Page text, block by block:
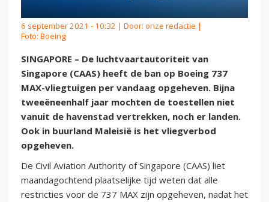
6 september 2021 - 10:32 | Door: onze redactie |
Foto: Boeing
SINGAPORE – De luchtvaartautoriteit van
Singapore (CAAS) heeft de ban op Boeing 737
MAX-vliegtuigen per vandaag opgeheven. Bijna
tweeëneenhalf jaar mochten de toestellen niet
vanuit de havenstad vertrekken, noch er landen.
Ook in buurland Maleisië is het vliegverbod
opgeheven.
De Civil Aviation Authority of Singapore (CAAS) liet
maandagochtend plaatselijke tijd weten dat alle
restricties voor de 737 MAX zijn opgeheven, nadat het